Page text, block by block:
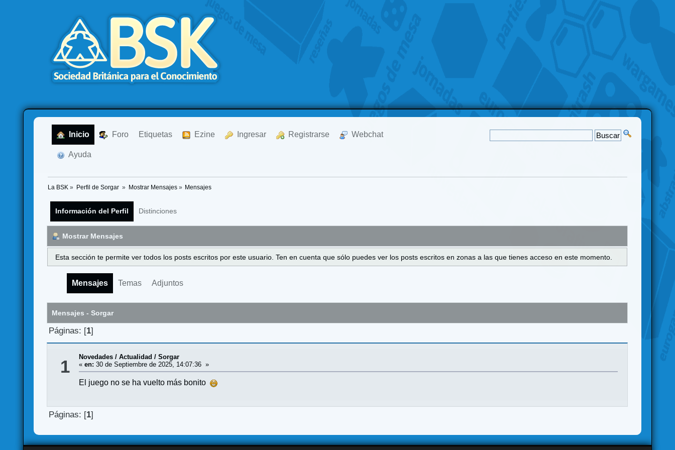
Inicio Foro Etiquetas Ezine Ingresar Registrarse Webchat
Ayuda
La BSK » Perfil de Sorgar » Mostrar Mensajes» Mensajes
Información del Perfil Distinciones
Mostrar Mensajes
Esta sección te permite ver todos los posts escritos por este usuario. Ten en cuenta que sólo puedes ver los posts escritos en zonas a las que tienes acceso en este momento.
Mensajes Temas Adjuntos
Mensajes - Sorgar
Páginas: [1]
1 Novedades / Actualidad /Sorgar
«en: 30 de Septiembre de 2025, 14:07:36 »
El juego no se ha vuelto más bonito
Páginas: [1]